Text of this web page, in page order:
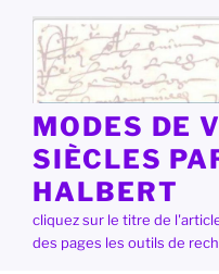
contenu
principal
MODES DE
SIÈCLES
HALBERT
cliquez sur le titre de
des pages les outils de